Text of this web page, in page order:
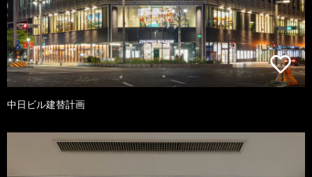
中日ビル建替計画